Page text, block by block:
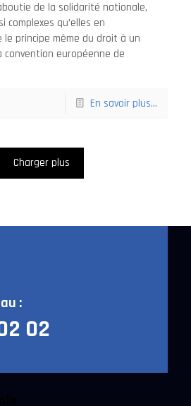
de la solidarité nationale,
complexes qu’elles en
principe même du droit à un
convention européenne de
En savoir plus...
Charger plus
:
02